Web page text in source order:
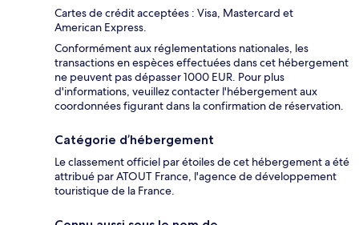
Cartes de crédit acceptées : Visa, Mastercard et
American Express.
Conformément aux réglementations nationales, les
transactions en espèces effectuées dans cet hébergement
ne peuvent pas dépasser 1000 EUR. Pour plus
d'informations, veuillez contacter l'hébergement aux
coordonnées figurant dans la confirmation de réservation.
Catégorie d’hébergement
Le classement officiel par étoiles de cet hébergement a été
attribué par ATOUT France, l'agence de développement
touristique de la France.